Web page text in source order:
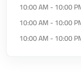
10:00 AM - 10:00
10:00 AM - 10:00
10:00 AM - 10:00